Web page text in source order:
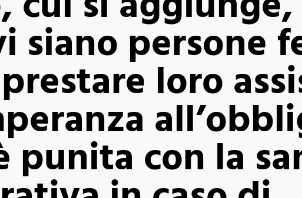
siano persone
loro
punita con la